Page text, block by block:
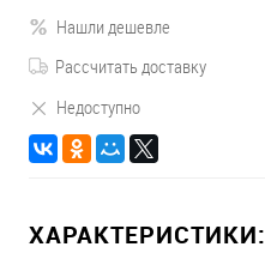
Нашли дешевле
Рассчитать доставку
Недоступно
ХАРАКТЕРИСТИКИ: